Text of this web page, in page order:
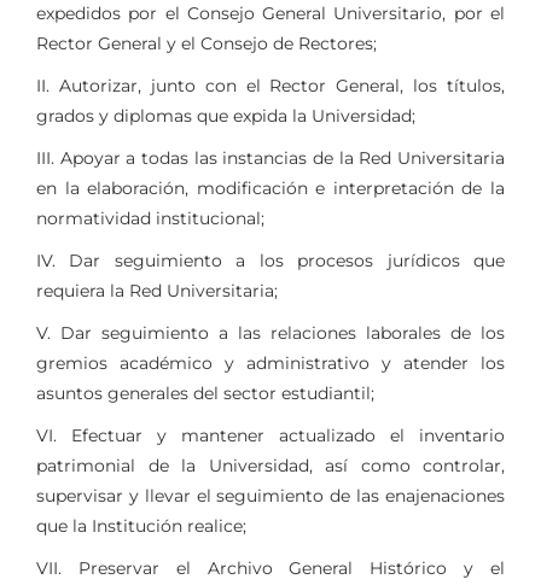
expedidos por el Consejo General Universitario, por el
Rector General y el Consejo de Rectores;
II. Autorizar, junto con el Rector General, los títulos,
grados y diplomas que expida la Universidad;
III. Apoyar a todas las instancias de la Red Universitaria
en la elaboración, modificación e interpretación de la
normatividad institucional;
IV. Dar seguimiento a los procesos jurídicos que
requiera la Red Universitaria;
V. Dar seguimiento a las relaciones laborales de los
gremios académico y administrativo y atender los
asuntos generales del sector estudiantil;
VI. Efectuar y mantener actualizado el inventario
patrimonial de la Universidad, así como controlar,
supervisar y llevar el seguimiento de las enajenaciones
que la Institución realice;
VII. Preservar el Archivo General Histórico y el